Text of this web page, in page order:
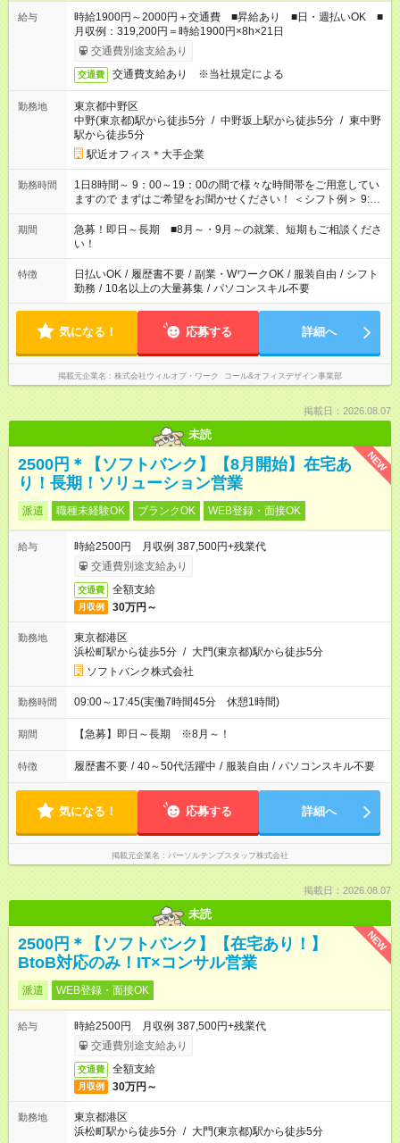
給与
時給1900円～2000円＋交通費 ■昇給あり ■日・週払いOK ■
月収例：319,200円＝時給1900円×8h×21日
交通費別途支給あり
交通費 交通費支給あり ※当社規定による
勤務地
東京都中野区
中野(東京都)駅から徒歩5分 / 中野坂上駅から徒歩5分 / 東中野
駅から徒歩5分
駅近オフィス＊大手企業
勤務時間
1日8時間～ 9：00～19：00の間で様々な時間帯をご用意してい
ますので まずはご希望をお聞かせください！ ＜シフト例＞ 9:00
～18:00 10:00～19:00 など！
期間
急募！即日～長期 ■8月～・9月～の就業、短期もご相談くださ
い！
特徴 日払いOK / 履歴書不要 / 副業・WワークOK / 服装自由 / シフト
勤務 / 10名以上の大量募集 / パソコンスキル不要
気になる！ 応募する 詳細へ
掲載元企業名 株式会社ウィルオブ・ワーク コール&オフィスデザイン事業部
掲載日：2026.08.07
未読
NEW
2500円＊【ソフトバンク】【8月開始】在宅あ
り！長期！ソリューション営業
派遣 職種未経験OK ブランクOK WEB登録・面接OK
給与
時給2500円 月収例 387,500円+残業代
交通費別途支給あり
交通費 全額支給
月収例 30万円～
勤務地
東京都港区
浜松町駅から徒歩5分 / 大門(東京都)駅から徒歩5分
ソフトバンク株式会社
勤務時間 09:00～17:45(実働7時間45分 休憩1時間)
期間 【急募】即日～長期 ※8月～！
特徴 履歴書不要 / 40～50代活躍中 / 服装自由 / パソコンスキル不要
気になる！ 応募する 詳細へ
掲載元企業名 パーソルテンプスタッフ株式会社
掲載日：2026.08.07
未読
NEW
2500円＊【ソフトバンク】【在宅あり！】
BtoB対応のみ！IT×コンサル営業
派遣 WEB登録・面接OK
給与
時給2500円 月収例 387,500円+残業代
交通費別途支給あり
交通費 全額支給
月収例 30万円～
勤務地
東京都港区
浜松町駅から徒歩5分 / 大門(東京都)駅から徒歩5分